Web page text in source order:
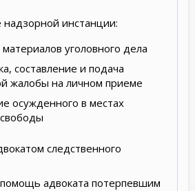
инстанции:
уголовного дела
составление и подача
жалобы на личном приеме
осужденного в местах
следственного
адвоката потерпевшим